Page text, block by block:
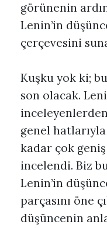
görünenin
Lenin’in
çerçevesini
Kuşku yok ki;
son olacak.
genel
kadar çok
incelendi. Biz
Lenin’in
parçasını öne
düşüncenin